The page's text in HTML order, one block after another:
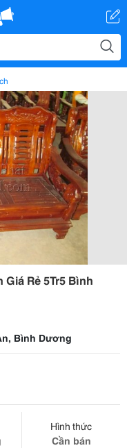
Rẻ 5Tr5 Bình
Bình Dương
Hình thức
Cần bán